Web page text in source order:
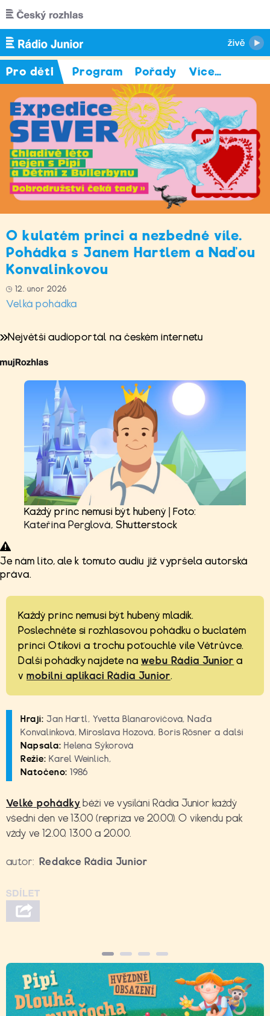
Přejít k hlavnímu obsahu
Pro děti Program Pořady Více…
O kulatém princi a nezbedné víle.
Pohádka s Janem Hartlem a Naďou
Konvalinkovou
12. únor 2026
Velká pohádka
Největší audioportál na českém internetu
Každý princ nemusí být hubený | Foto:
Kateřina Perglová, Shutterstock
Je nám líto, ale k tomuto audiu již vypršela autorská
práva.
Každý princ nemusí být hubený mladík.
Poslechněte si rozhlasovou pohádku o buclatém
princi Otíkovi a trochu poťouchlé víle Větrůvce.
Další pohádky najdete nawebu Rádia Junior a
v mobilní aplikaci Rádia Junior.
Hrají: Jan Hartl, Yvetta Blanarovičová, Naďa
Konvalinková, Miroslava Hozová, Boris Rösner a další
Napsala: Helena Sýkorová
Režie: Karel Weinlich,
Natočeno: 1986
Velké pohádky běží ve vysílání Rádia Junior každý
všední den ve 13.00 (repríza ve 20.00). O víkendu pak
vždy ve 12.00, 13.00 a 20.00.
autor: Redakce Rádia Junior